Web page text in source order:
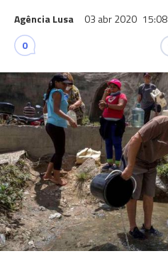
Agência Lusa 03 abr 2020 15:08
0